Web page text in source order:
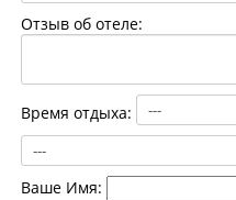
Отзыв об отеле:
Время отдыха:
Ваше Имя: